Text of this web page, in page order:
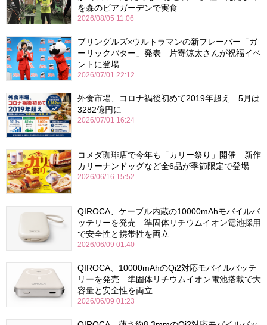
を森のビアガーデンで実食
2026/08/05 11:06
プリングルズ×ウルトラマンの新フレーバー「ガ
ーリックバター」発表 片寄涼太さんが祝福イベ
ントに登場
2026/07/01 22:12
外食市場、コロナ禍後初めて2019年超え 5月は
3282億円に
2026/07/01 16:24
コメダ珈琲店で今年も「カリー祭り」開催 新作
カリーナンドッグなど全6品が季節限定で登場
2026/06/16 15:52
QIROCA、ケーブル内蔵の10000mAhモバイルバ
ッテリーを発売 準固体リチウムイオン電池採用
で安全性と携帯性を両立
2026/06/09 01:40
QIROCA、10000mAhのQi2対応モバイルバッテ
リーを発売 準固体リチウムイオン電池搭載で大
容量と安全性を両立
2026/06/09 01:23